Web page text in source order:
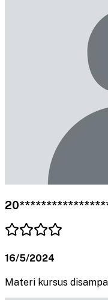
16/5/2024
Materi kursus